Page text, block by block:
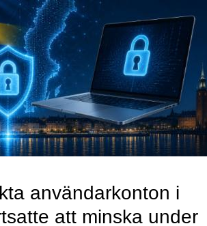
användarkonton i
att minska under